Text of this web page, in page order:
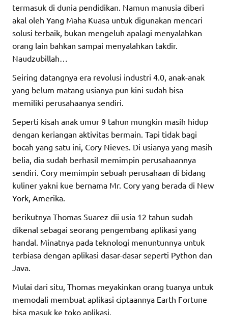
termasuk di dunia pendidikan. Namun manusia diberi
akal oleh Yang Maha Kuasa untuk digunakan mencari
solusi terbaik, bukan mengeluh apalagi menyalahkan
orang lain bahkan sampai menyalahkan takdir.
Naudzubillah…
Seiring datangnya era revolusi industri 4.0, anak-anak
yang belum matang usianya pun kini sudah bisa
memiliki perusahaanya sendiri.
Seperti kisah anak umur 9 tahun mungkin masih hidup
dengan keriangan aktivitas bermain. Tapi tidak bagi
bocah yang satu ini, Cory Nieves. Di usianya yang masih
belia, dia sudah berhasil memimpin perusahaannya
sendiri. Cory memimpin sebuah perusahaan di bidang
kuliner yakni kue bernama Mr. Cory yang berada di New
York, Amerika.
berikutnya Thomas Suarez dii usia 12 tahun sudah
dikenal sebagai seorang pengembang aplikasi yang
handal. Minatnya pada teknologi menuntunnya untuk
terbiasa dengan aplikasi dasar-dasar seperti Python dan
Java.
Mulai dari situ, Thomas meyakinkan orang tuanya untuk
memodali membuat aplikasi ciptaannya Earth Fortune
bisa masuk ke toko aplikasi.